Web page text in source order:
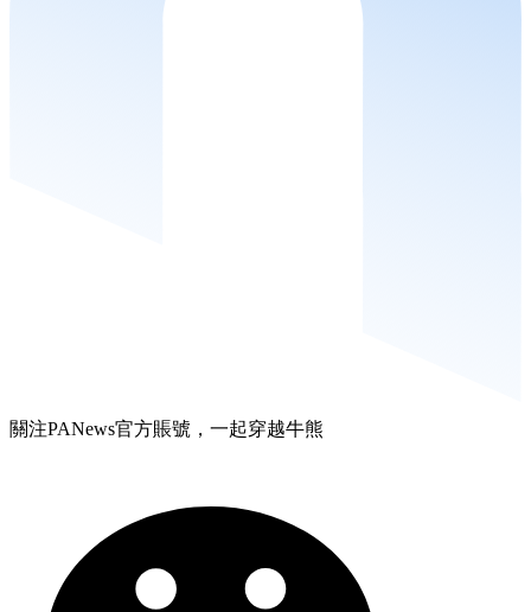
關注PANews官方賬號，一起穿越牛熊